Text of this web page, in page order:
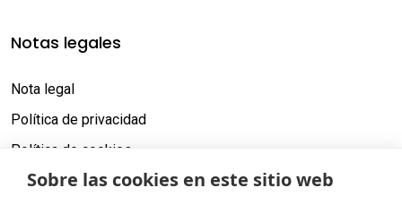
Notas legales
Nota legal
Política de privacidad
Política de cookies
Sobre las cookies en este sitio web